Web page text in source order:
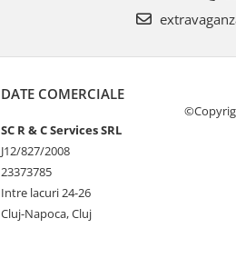
DATE COMERCIALE
SC R & C Services SRL
J12/827/2008
23373785
Intre lacuri 24-26
Cluj-Napoca, Cluj